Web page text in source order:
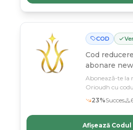
COD
Cod reducere
abonare
Abonează-te la
Orioudh cu
14% reducere la
23%Succes
Afișează Codul